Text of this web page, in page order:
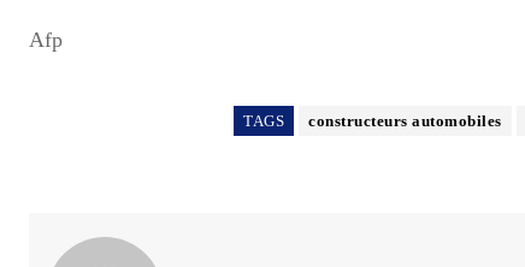
Afp
TAGS constructeurs automobiles